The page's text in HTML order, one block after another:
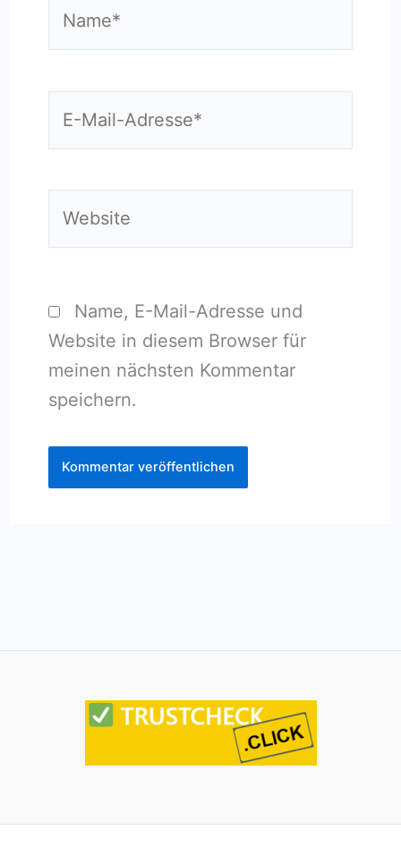
Name, E-Mail-Adresse und
Website in diesem Browser für
meinen nächsten Kommentar
speichern.